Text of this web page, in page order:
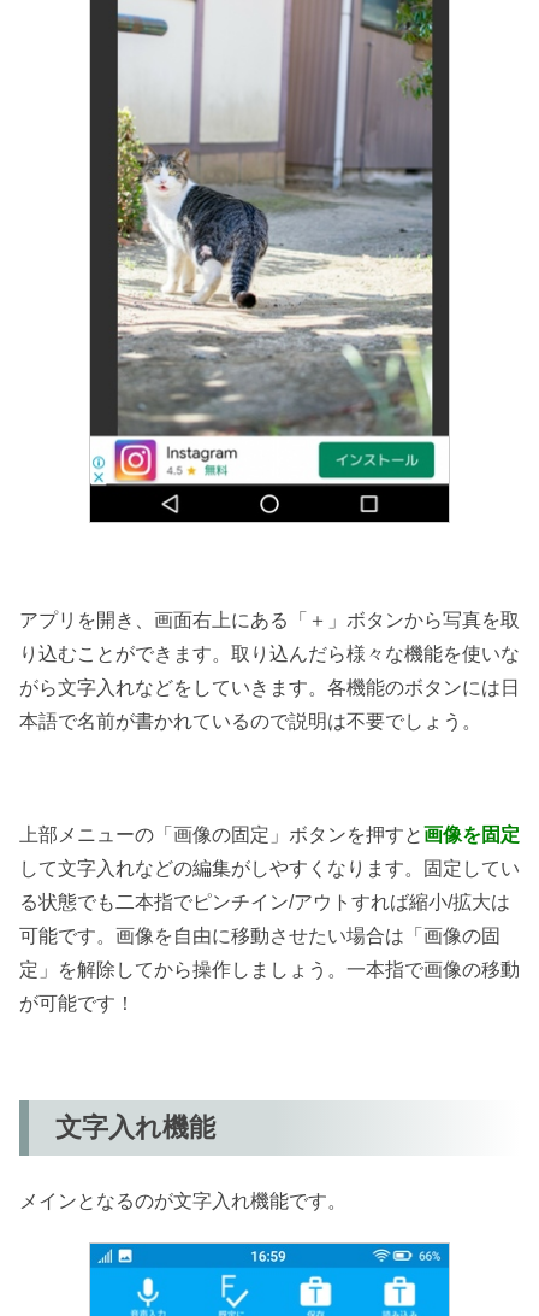
アプリを開き、画面右上にある「＋」ボタンから写真を取
り込むことができます。取り込んだら様々な機能を使いな
がら文字入れなどをしていきます。各機能のボタンには日
本語で名前が書かれているので説明は不要でしょう。
上部メニューの「画像の固定」ボタンを押すと画像を固定
して文字入れなどの編集がしやすくなります。固定してい
る状態でも二本指でピンチイン/アウトすれば縮小/拡大は
可能です。画像を自由に移動させたい場合は「画像の固
定」を解除してから操作しましょう。一本指で画像の移動
が可能です！
文字入れ機能
メインとなるのが文字入れ機能です。